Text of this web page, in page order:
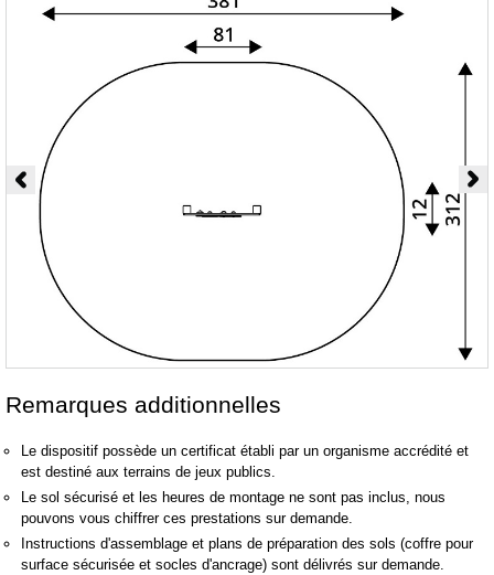
">
Remarques additionnelles
Le dispositif possède un certificat établi par un organisme accrédité et
est destiné aux terrains de jeux publics.
Le sol sécurisé et les heures de montage ne sont pas inclus, nous
pouvons vous chiffrer ces prestations sur demande.
Instructions d'assemblage et plans de préparation des sols (coffre pour
surface sécurisée et socles d'ancrage) sont délivrés sur demande.